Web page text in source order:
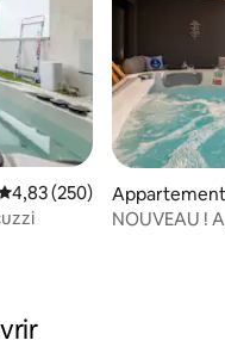
moyenne sur la
4,83 (250)
Appartement
NOUVEAU !